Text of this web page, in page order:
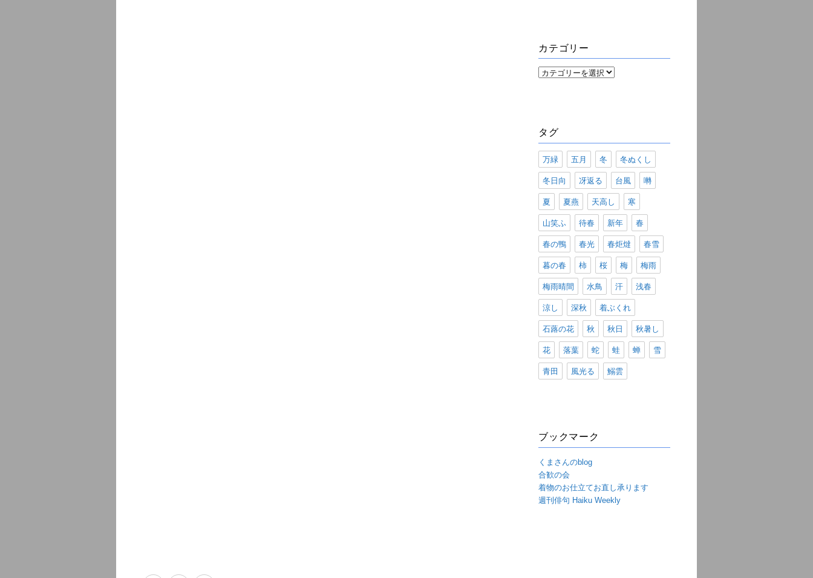
カテゴリー
カ
タグ
万緑 五月 冬 冬ぬくし
冬日向 冴返る 台風 囀
夏 夏燕 天高し 寒
山笑ふ 待春 新年 春
春の鴨 春光 春炬燵 春雪
暮の春 柿 桜 梅 梅雨
梅雨晴間 水鳥 汗 浅春
涼し 深秋 着ぶくれ
石蕗の花 秋 秋日 秋暑し
花 落葉 蛇 蛙 蝉 雪
青田 風光る 鰯雲
ブックマーク
くまさんのblog
合歓の会
着物のお仕立てお直し承ります
週刊俳句 Haiku Weekly